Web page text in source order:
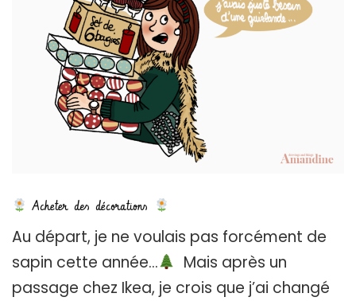
Acheter des décorations
Au départ, je ne voulais pas forcément de
sapin cette année…
Mais après un
passage chez Ikea, je crois que j’ai changé